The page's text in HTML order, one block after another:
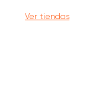
Ver tiendas